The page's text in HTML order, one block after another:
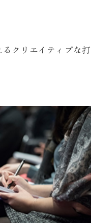
クリエイティブな打